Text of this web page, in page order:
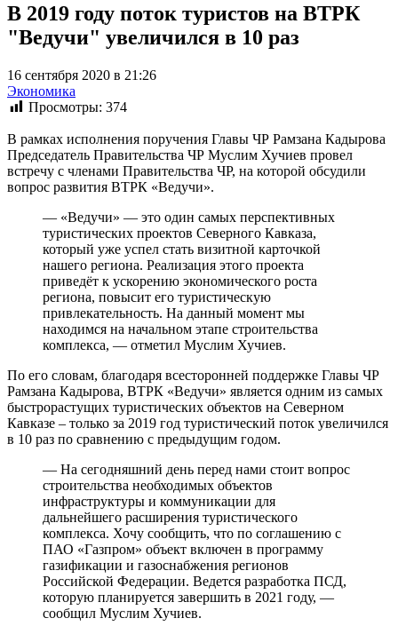
В 2019 году поток туристов на ВТРК
"Ведучи" увеличился в 10 раз
16 сентября 2020 в 21:26
Экономика
Просмотры: 374
В рамках исполнения поручения Главы ЧР Рамзана Кадырова
Председатель Правительства ЧР Муслим Хучиев провел
встречу с членами Правительства ЧР, на которой обсудили
вопрос развития ВТРК «Ведучи».
— «Ведучи» — это один самых перспективных
туристических проектов Северного Кавказа,
который уже успел стать визитной карточкой
нашего региона. Реализация этого проекта
приведёт к ускорению экономического роста
региона, повысит его туристическую
привлекательность. На данный момент мы
находимся на начальном этапе строительства
комплекса, — отметил Муслим Хучиев.
По его словам, благодаря всесторонней поддержке Главы ЧР
Рамзана Кадырова, ВТРК «Ведучи» является одним из самых
быстрорастущих туристических объектов на Северном
Кавказе – только за 2019 год туристический поток увеличился
в 10 раз по сравнению с предыдущим годом.
— На сегодняшний день перед нами стоит вопрос
строительства необходимых объектов
инфраструктуры и коммуникации для
дальнейшего расширения туристического
комплекса. Хочу сообщить, что по соглашению с
ПАО «Газпром» объект включен в программу
газификации и газоснабжения регионов
Российской Федерации. Ведется разработка ПСД,
которую планируется завершить в 2021 году, —
сообщил Муслим Хучиев.